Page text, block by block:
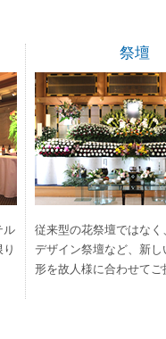
ル
祭壇
従来型の花祭壇ではなく
デザイン祭壇など、新し
形を故人様に合わせてご